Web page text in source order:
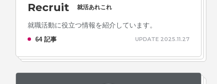
Recruit 就活あれこれ
就職活動に役立つ情報を紹介しています。
64 記事 UPDATE 2025.11.27